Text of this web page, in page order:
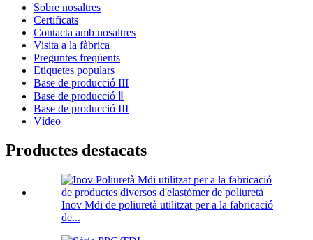
Sobre nosaltres
Certificats
Contacta amb nosaltres
Visita a la fàbrica
Preguntes freqüents
Etiquetes populars
Base de producció III
Base de producció Ⅱ
Base de producció III
Vídeo
Productes destacats
Inov Mdi de poliuretà utilitzat per a la fabricació
de...